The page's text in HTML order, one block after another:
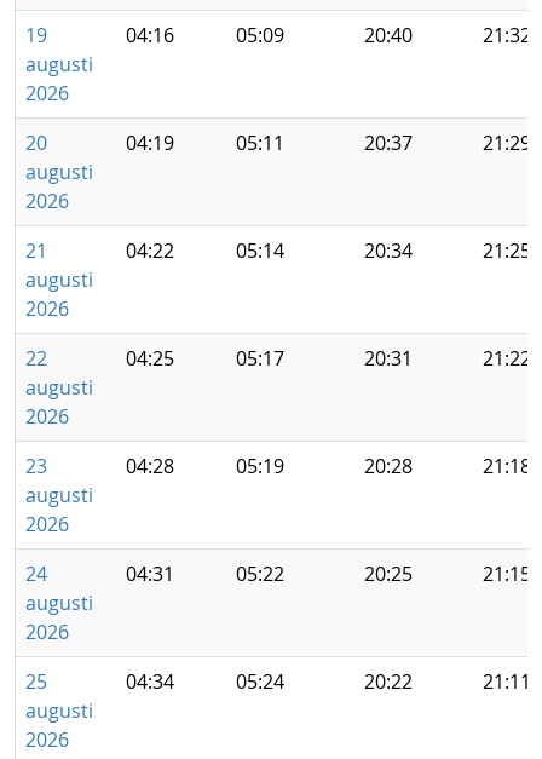
19
augusti
2026
04:16 05:09 20:40 21:32
20
augusti
2026
04:19 05:11 20:37 21:29
21
augusti
2026
04:22 05:14 20:34 21:25
22
augusti
2026
04:25 05:17 20:31 21:22
23
augusti
2026
04:28 05:19 20:28 21:18
24
augusti
2026
04:31 05:22 20:25 21:15
25
augusti
2026
04:34 05:24 20:22 21:11